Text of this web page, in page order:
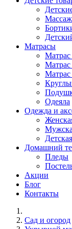
Матрасы
Матрас
Матраc
Матрас
Одеяла
Одежда и
Домашний
Пледы
Акции
Блог
Контакты
Сад и огород